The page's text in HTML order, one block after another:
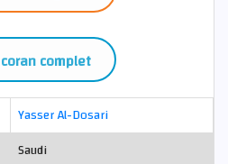
coran complet
Yasser Al-Dosari
Saudi